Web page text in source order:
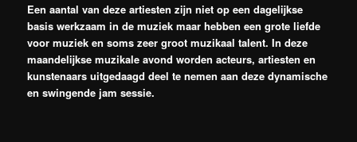
Een aantal van deze artiesten zijn niet op een dagelijkse
basis werkzaam in de muziek maar hebben een grote liefde
voor muziek en soms zeer groot muzikaal talent. In deze
maandelijkse muzikale avond worden acteurs, artiesten en
kunstenaars uitgedaagd deel te nemen aan deze dynamische
en swingende jam sessie.